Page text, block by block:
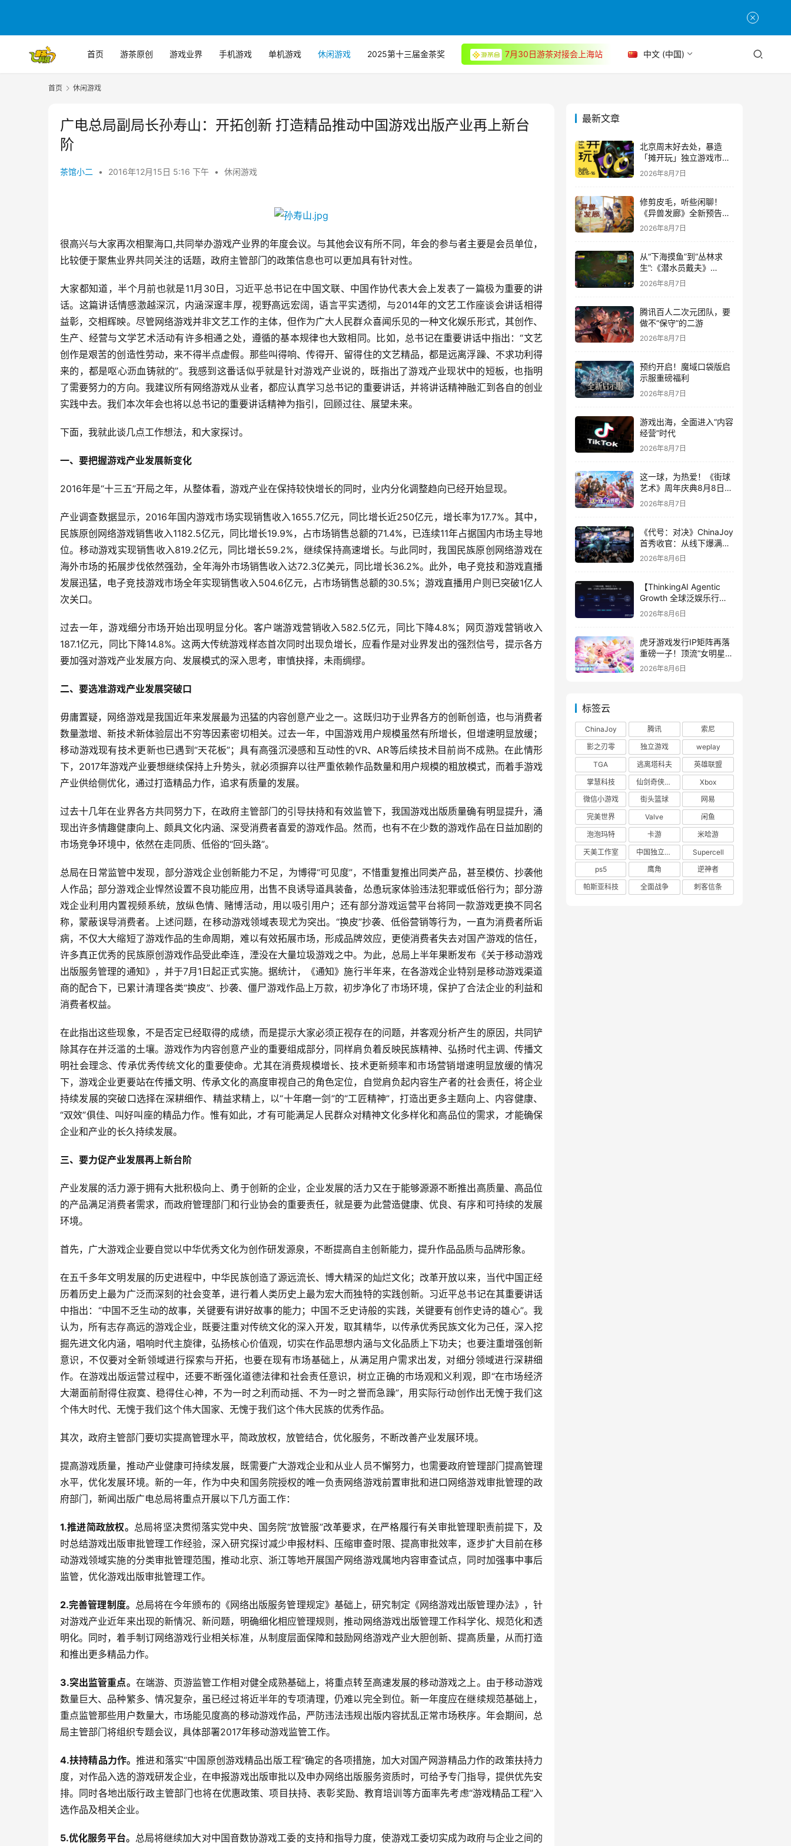
首页 游茶原创 游戏业界 手机游戏 单机游戏 休闲游戏 2025第十三届金茶奖 7月30日游茶对接会上海站 中文 (中国)
首页 休闲游戏
广电总局副局长孙寿山：开拓创新 打造精品推动中国游戏出版产业再上新台
阶
茶馆小二 • 2016年12月15日 5:16 下午 • 休闲游戏
很高兴与大家再次相聚海口,共同举办游戏产业界的年度会议。与其他会议有所不同，年会的参与者主要是会员单位，
比较便于聚焦业界共同关注的话题，政府主管部门的政策信息也可以更加具有针对性。
大家都知道，半个月前也就是11月30日，习近平总书记在中国文联、中国作协代表大会上发表了一篇极为重要的讲
话。这篇讲话情感激越深沉，内涵深邃丰厚，视野高远宏阔，语言平实透彻，与2014年的文艺工作座谈会讲话相得
益彰，交相辉映。尽管网络游戏并非文艺工作的主体，但作为广大人民群众喜闻乐见的一种文化娱乐形式，其创作、
生产、经营与文学艺术活动有许多相通之处，遵循的基本规律也大致相同。比如，总书记在重要讲话中指出：“文艺
创作是艰苦的创造性劳动，来不得半点虚假。那些叫得响、传得开、留得住的文艺精品，都是远离浮躁、不求功利得
来的，都是呕心沥血铸就的”。我感到这番话似乎就是针对游戏产业说的，既指出了游戏产业现状中的短板，也指明
了需要努力的方向。我建议所有网络游戏从业者，都应认真学习总书记的重要讲话，并将讲话精神融汇到各自的创业
实践中去。我们本次年会也将以总书记的重要讲话精神为指引，回顾过往、展望未来。
下面，我就此谈几点工作想法，和大家探讨。
一、要把握游戏产业发展新变化
2016年是“十三五”开局之年，从整体看，游戏产业在保持较快增长的同时，业内分化调整趋向已经开始显现。
产业调查数据显示，2016年国内游戏市场实现销售收入1655.7亿元，同比增长近250亿元，增长率为17.7%。其中，
民族原创网络游戏销售收入1182.5亿元，同比增长19.9%，占市场销售总额的71.4%，已连续11年占据国内市场主导地
位。移动游戏实现销售收入819.2亿元，同比增长59.2%，继续保持高速增长。与此同时，我国民族原创网络游戏在
海外市场的拓展步伐依然强劲，全年海外市场销售收入达72.3亿美元，同比增长36.2%。此外，电子竞技和游戏直播
发展迅猛，电子竞技游戏市场全年实现销售收入504.6亿元，占市场销售总额的30.5%；游戏直播用户则已突破1亿人
次关口。
过去一年，游戏细分市场开始出现明显分化。客户端游戏营销收入582.5亿元，同比下降4.8%；网页游戏营销收入
187.1亿元，同比下降14.8%。这两大传统游戏样态首次同时出现负增长，应看作是对业界发出的强烈信号，提示各方
要加强对游戏产业发展方向、发展模式的深入思考，审慎抉择，未雨绸缪。
二、要选准游戏产业发展突破口
毋庸置疑，网络游戏是我国近年来发展最为迅猛的内容创意产业之一。这既归功于业界各方的创新创造，也与消费者
数量激增、新技术新体验层出不穷等因素密切相关。过去一年，中国游戏用户规模虽然有所增长，但增速明显放缓；
移动游戏现有技术更新也已遇到“天花板”；具有高强沉浸感和互动性的VR、AR等后续技术目前尚不成熟。在此情形
下，2017年游戏产业要想继续保持上升势头，就必须摒弃以往严重依赖作品数量和用户规模的粗放模式，而着手游戏
产业供给侧优化，通过打造精品力作，追求有质量的发展。
过去十几年在业界各方共同努力下，在政府主管部门的引导扶持和有效监管下，我国游戏出版质量确有明显提升，涌
现出许多情趣健康向上、颇具文化内涵、深受消费者喜爱的游戏作品。然而，也有不在少数的游戏作品在日益加剧的
市场竞争环境中，依然在走同质、低俗的“回头路”。
总局在日常监管中发现，部分游戏企业创新能力不足，为博得“可见度”，不惜重复推出同类产品，甚至模仿、抄袭他
人作品；部分游戏企业悍然设置不良功能应用，出售不良诱导道具装备，怂恿玩家体验违法犯罪或低俗行为；部分游
戏企业利用内置视频系统，放纵色情、赌博活动，用以吸引用户；还有部分游戏运营平台将同一款游戏更换不同名
称，蒙蔽误导消费者。上述问题，在移动游戏领域表现尤为突出。“换皮”抄袭、低俗营销等行为，一直为消费者所诟
病，不仅大大缩短了游戏作品的生命周期，难以有效拓展市场，形成品牌效应，更使消费者失去对国产游戏的信任，
许多真正优秀的民族原创游戏作品受此牵连，湮没在大量垃圾游戏之中。为此，总局上半年果断发布《关于移动游戏
出版服务管理的通知》，并于7月1日起正式实施。据统计，《通知》施行半年来，在各游戏企业特别是移动游戏渠道
商的配合下，已累计清理各类“换皮”、抄袭、僵尸游戏作品上万款，初步净化了市场环境，保护了合法企业的利益和
消费者权益。
在此指出这些现象，不是否定已经取得的成绩，而是提示大家必须正视存在的问题，并客观分析产生的原因，共同铲
除其存在并泛滥的土壤。游戏作为内容创意产业的重要组成部分，同样肩负着反映民族精神、弘扬时代主调、传播文
明社会理念、传承优秀传统文化的重要使命。尤其在消费规模增长、技术更新频率和市场营销增速明显放缓的情况
下，游戏企业更要站在传播文明、传承文化的高度审视自己的角色定位，自觉肩负起内容生产者的社会责任，将企业
持续发展的突破口选择在深耕细作、精益求精上，以“十年磨一剑”的“工匠精神”，打造出更多主题向上、内容健康、
“双效”俱佳、叫好叫座的精品力作。惟有如此，才有可能满足人民群众对精神文化多样化和高品位的需求，才能确保
企业和产业的长久持续发展。
三、要力促产业发展再上新台阶
产业发展的活力源于拥有大批积极向上、勇于创新的企业，企业发展的活力又在于能够源源不断推出高质量、高品位
的产品满足消费者需求，而政府管理部门和行业协会的重要责任，就是要为此营造健康、优良、有序和可持续的发展
环境。
首先，广大游戏企业要自觉以中华优秀文化为创作研发源泉，不断提高自主创新能力，提升作品品质与品牌形象。
在五千多年文明发展的历史进程中，中华民族创造了源远流长、博大精深的灿烂文化；改革开放以来，当代中国正经
历着历史上最为广泛而深刻的社会变革，进行着人类历史上最为宏大而独特的实践创新。习近平总书记在其重要讲话
中指出：“中国不乏生动的故事，关键要有讲好故事的能力；中国不乏史诗般的实践，关键要有创作史诗的雄心”。我
认为，所有志存高远的游戏企业，既要注重对传统文化的深入开发，取其精华，以传承优秀民族文化为己任，深入挖
掘先进文化内涵，唱响时代主旋律，弘扬核心价值观，切实在作品思想内涵与文化品质上下功夫；也要注重增强创新
意识，不仅要对全新领域进行探索与开拓，也要在现有市场基础上，从满足用户需求出发，对细分领域进行深耕细
作。在游戏出版运营过程中，还要不断强化道德法律和社会责任意识，树立正确的市场观和义利观，即“在市场经济
大潮面前耐得住寂寞、稳得住心神，不为一时之利而动摇、不为一时之誉而急躁”，用实际行动创作出无愧于我们这
个伟大时代、无愧于我们这个伟大国家、无愧于我们这个伟大民族的优秀作品。
其次，政府主管部门要切实提高管理水平，简政放权，放管结合，优化服务，不断改善产业发展环境。
提高游戏质量，推动产业健康可持续发展，既需要广大游戏企业和从业人员不懈努力，也需要政府管理部门提高管理
水平，优化发展环境。新的一年，作为中央和国务院授权的唯一负责网络游戏前置审批和进口网络游戏审批管理的政
府部门，新闻出版广电总局将重点开展以下几方面工作：
1.推进简政放权。 总局将坚决贯彻落实党中央、国务院“放管服”改革要求，在严格履行有关审批管理职责前提下，及
时总结游戏出版审批管理工作经验，深入研究探讨减少申报材料、压缩审查时限、提高审批效率，逐步扩大目前在移
动游戏领域实施的分类审批管理范围，推动北京、浙江等地开展国产网络游戏属地内容审查试点，同时加强事中事后
监管，优化游戏出版审批管理工作。
2.完善管理制度。 总局将在今年颁布的《网络出版服务管理规定》基础上，研究制定《网络游戏出版管理办法》，针
对游戏产业近年来出现的新情况、新问题，明确细化相应管理规则，推动网络游戏出版管理工作科学化、规范化和透
明化。同时，着手制订网络游戏行业相关标准，从制度层面保障和鼓励网络游戏产业大胆创新、提高质量，从而打造
和推出更多精品力作。
3.突出监管重点。 在端游、页游监管工作相对健全成熟基础上，将重点转至高速发展的移动游戏之上。由于移动游戏
数量巨大、品种繁多、情况复杂，虽已经过将近半年的专项清理，仍难以完全到位。新一年度应在继续规范基础上，
重点监管那些用户数量大，市场能见度高的移动游戏作品，严防违法违规出版内容扰乱正常市场秩序。年会期间，总
局主管部门将组织专题会议，具体部署2017年移动游戏监管工作。
4.扶持精品力作。推进和落实“中国原创游戏精品出版工程”确定的各项措施，加大对国产网游精品力作的政策扶持力
度，对作品入选的游戏研发企业，在申报游戏出版审批以及申办网络出版服务资质时，可给予专门指导，提供优先安
排。同时各地出版行政主管部门也将在优惠政策、项目扶持、表彰奖励、教育培训等方面率先考虑“游戏精品工程”入
选作品及相关企业。
5.优化服务平台。 总局将继续加大对中国音数协游戏工委的支持和指导力度，使游戏工委切实成为政府与企业之间的
最新文章
北京周末好去处，暴造
「摊开玩」独立游戏市集
正式开票！
2026年8月7日
修剪皮毛，听些闲聊！
《异兽发廊》全新预告与
Steam免费试玩公开
2026年8月7日
从“下海摸鱼”到“丛林求
生”:《潜水员戴夫》
DLC《丛林》移动端定档
8月14日
2026年8月7日
腾讯百人二次元团队，要
做不“保守”的二游
2026年8月7日
预约开启！魔域口袋版启
示服重磅福利
2026年8月7日
游戏出海，全面进入“内容
经营”时代
2026年8月7日
这一球，为热爱！《街球
艺术》周年庆典8月8日正
式上线，多重福利与全新
内容同步开启
2026年8月7日
《代号：对决》ChinaJoy
首秀收官：从线下爆满看
见玩家的真实期待
2026年8月6日
【ThinkingAI Agentic
Growth 全球泛娱乐行业
峰会】Agent 时代，人到
底负责什么
2026年8月6日
虎牙游戏发行IP矩阵再落
重磅一子！顶流“女明星”
ZANMANG LOOPY 正版
2026年8月6日
标签云
ChinaJoy 腾讯
索尼
影之刃零
独立游戏
weplay
TGA
逃离塔科夫
英雄联盟
掌慧科技
仙剑奇侠传四
Xbox
微信小游戏
街头篮球
网易
完美世界
Valve
闲鱼
泡泡玛特
卡游
米哈游
天美工作室
中国独立游戏联盟
Supercell
ps5
鹰角
逆神者
帕斯亚科技
全面战争 刺客信条